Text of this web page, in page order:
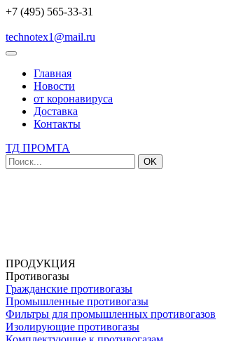
+7 (495) 565-33-31
technotex1@mail.ru
Главная
Новости
от коронавируса
Доставка
Контакты
ТД ПРОМТА
OK
ПРОДУКЦИЯ
Противогазы
Гражданские противогазы
Промышленные противогазы
Фильтры для промышленных противогазов
Изолирующие противогазы